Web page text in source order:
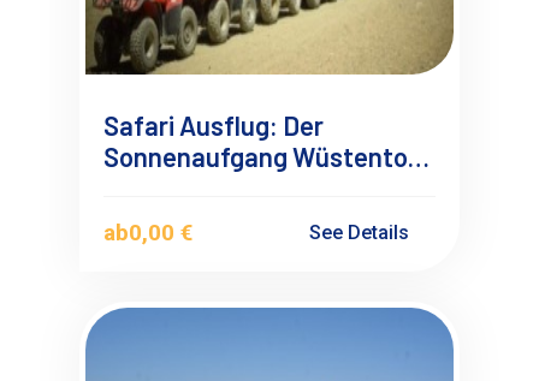
Safari Ausflug: Der
Sonnenaufgang Wüstentour
Alam
ab0,00 € See Details